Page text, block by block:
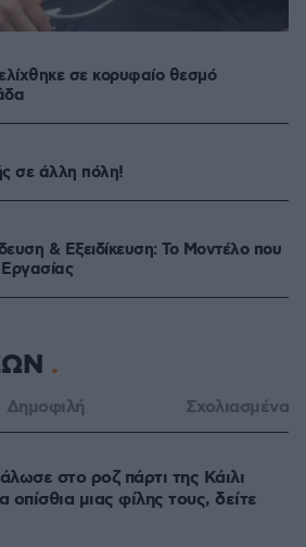
σε κορυφαίο θεσμό
σε άλλη πόλη!
& Εξειδίκευση: Το Mοντέλο που
Δημοφιλή Σχολιασμένα
στο ροζ πάρτι της Κάιλι
οπίσθια μιας φίλης τους, δείτε